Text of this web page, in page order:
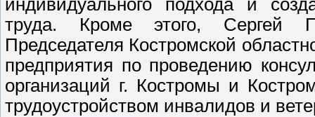
индивидуального подхода и
труда. Кроме этого, Сергей
Председателя Костромской
предприятия по проведению
организаций г. Костромы и
трудоустройством инвалидов и